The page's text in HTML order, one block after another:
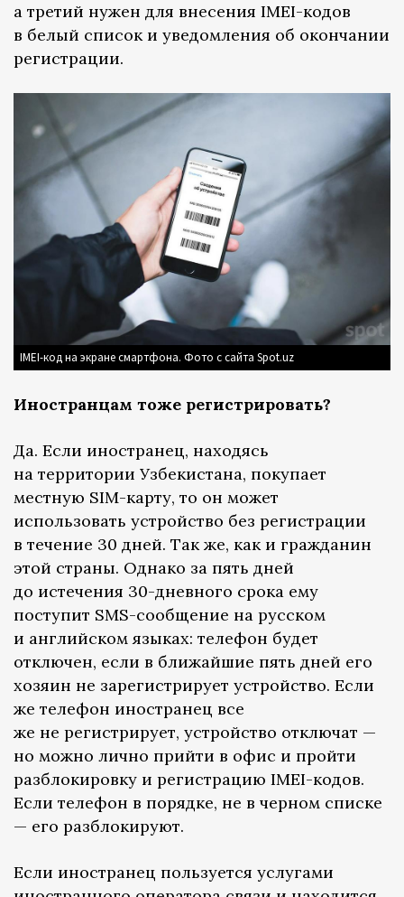
а третий нужен для внесения IMEI-кодов
в белый список и уведомления об окончании
регистрации.
IMEI-код на экране смартфона. Фото с сайта Spot.uz
Иностранцам тоже регистрировать?
Да. Если иностранец, находясь
на территории Узбекистана, покупает
местную SIM-карту, то он может
использовать устройство без регистрации
в течение 30 дней. Так же, как и гражданин
этой страны. Однако за пять дней
до истечения 30-дневного срока ему
поступит SMS-сообщение на русском
и английском языках: телефон будет
отключен, если в ближайшие пять дней его
хозяин не зарегистрирует устройство. Если
же телефон иностранец все
же не регистрирует, устройство отключат —
но можно лично прийти в офис и пройти
разблокировку и регистрацию IMEI-кодов.
Если телефон в порядке, не в черном списке
— его разблокируют.
Если иностранец пользуется услугами